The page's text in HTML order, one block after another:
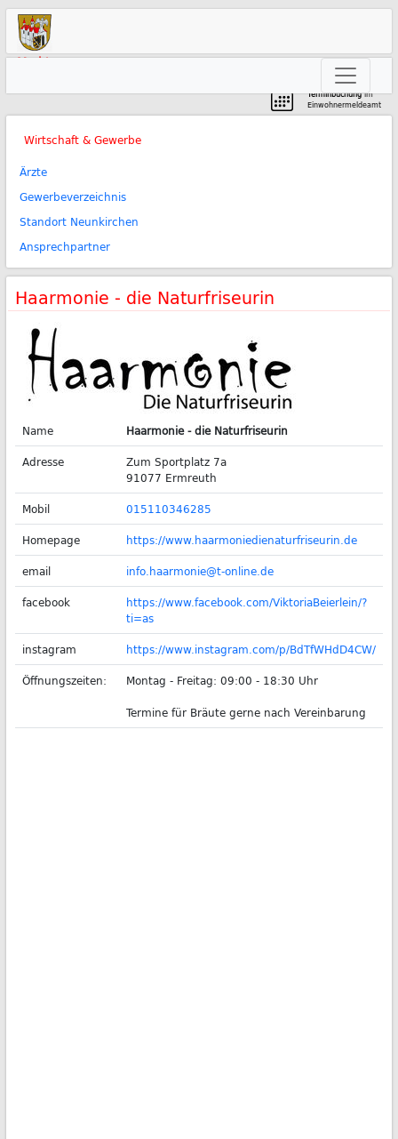
Markt
Terminbuchungim
Einwohnermeldeamt
Wirtschaft & Gewerbe
Ärzte
Gewerbeverzeichnis
Standort Neunkirchen
Ansprechpartner
Haarmonie - die Naturfriseurin
Name
Haarmonie - die Naturfriseurin
Adresse
Zum Sportplatz 7a
91077 Ermreuth
Mobil
015110346285
Homepage
https://www.haarmoniedienaturfriseurin.de
email
info.haarmonie@t-online.de
facebook
https://www.facebook.com/ViktoriaBeierlein/?
ti=as
instagram
https://www.instagram.com/p/BdTfWHdD4CW/
Öffnungszeiten:
Montag - Freitag: 09:00 - 18:30 Uhr
Termine für Bräute gerne nach Vereinbarung